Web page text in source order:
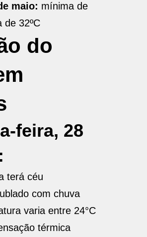
maio: mínima de
de 32ºC
do
feira, 28
terá céu
com chuva
varia entre 24°C
térmica